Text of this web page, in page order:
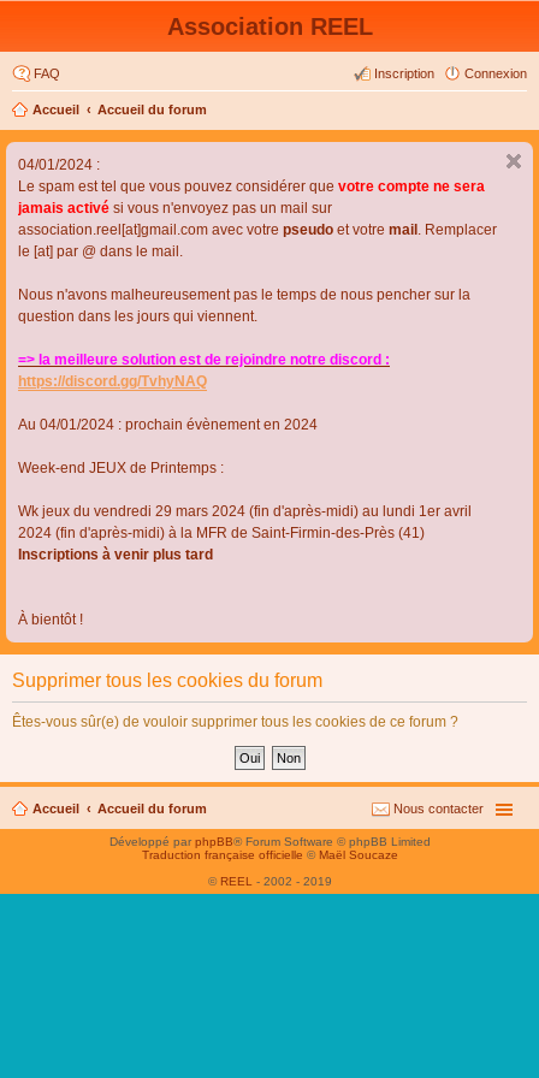
Association REEL
FAQ Connexion
Inscription
Accueil Accueil du forum
04/01/2024 :
Le spam est tel que vous pouvez considérer que votre compte ne sera
jamais activé si vous n'envoyez pas un mail sur
association.reel[at]gmail.com avec votre pseudo et votre mail . Remplacer
le [at] par @ dans le mail.
Nous n'avons malheureusement pas le temps de nous pencher sur la
question dans les jours qui viennent.
=> la meilleure solution est de rejoindre notre discord :
https://discord.gg/TvhyNAQ
Au 04/01/2024 : prochain évènement en 2024
Week-end JEUX de Printemps :
Wk jeux du vendredi 29 mars 2024 (fin d'après-midi) au lundi 1er avril
2024 (fin d'après-midi) à la MFR de Saint-Firmin-des-Près (41)
Inscriptions à venir plus tard
À bientôt !
Supprimer tous les cookies du forum
Êtes-vous sûr(e) de vouloir supprimer tous les cookies de ce forum ?
Accueil Accueil du forum Nous contacter
Développé parphpBB® Forum Software © phpBB Limited
Traduction française officielle © Maël Soucaze
© REEL - 2002 - 2019